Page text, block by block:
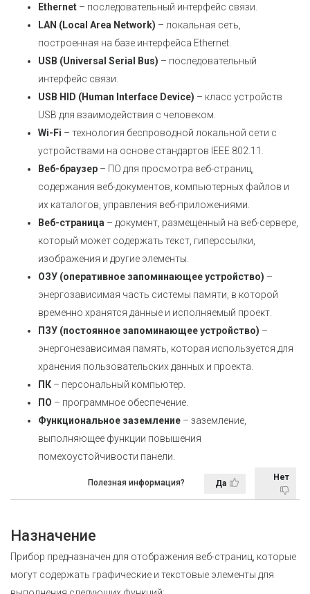
Ethernet – последовательный интерфейс связи.
LAN (Local Area Network) – локальная сеть,
построенная на базе интерфейса Ethernet.
USB (Universal Serial Bus) – последовательный
интерфейс связи.
USB HID (Human Interface Device) – класс устройств
USB для взаимодействия с человеком.
Wi-Fi – технология беспроводной локальной сети с
устройствами на основе стандартов IEEE 802.11.
Веб-браузер – ПО для просмотра веб-страниц,
содержания веб-документов, компьютерных файлов и
их каталогов, управления веб-приложениями.
Веб-страница – документ, размещенный на веб-сервере,
который может содержать текст, гиперссылки,
изображения и другие элементы.
ОЗУ (оперативное запоминающее устройство) –
энергозависимая часть системы памяти, в которой
временно хранятся данные и исполняемый проект.
ПЗУ (постоянное запоминающее устройство) –
энергонезависимая память, которая используется для
хранения пользовательских данных и проекта.
ПК – персональный компьютер.
ПО – программное обеспечение.
Функциональное заземление – заземление,
выполняющее функции повышения
помехоустойчивости панели.
Полезная информация? Да
Нет
Назначение
Прибор предназначен для отображения веб-страниц, которые
могут содержать графические и текстовые элементы для